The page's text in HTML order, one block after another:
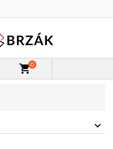
shopping_cart0